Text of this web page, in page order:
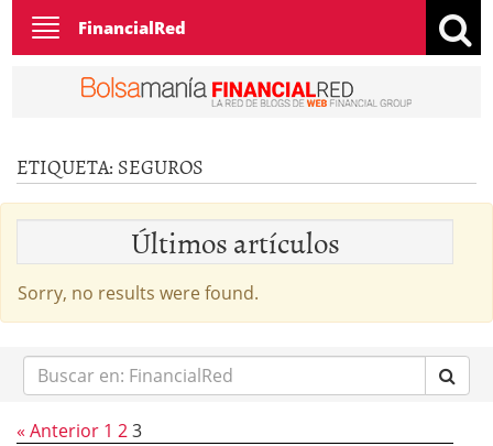
Toggle
navigation
FinancialRed
ETIQUETA: SEGUROS
Últimos artículos
Sorry, no results were found.
Buscar
en:
« Anterior 1 23